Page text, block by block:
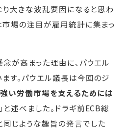
大きな波乱要因になると思わ
市場の注目が雇用統計に集まっ
が高まった理由に、パウエル
す。パウエル議長は今回のジ
強い労働市場を支えるためには
」と述べました。ドラギ前ECB総
じような趣旨の発言でした